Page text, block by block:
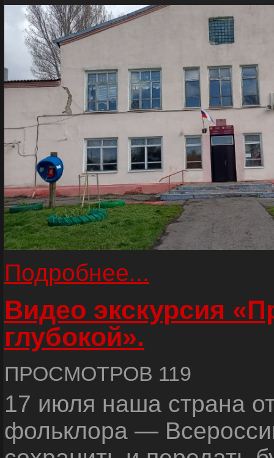
Подробнее...
Видео экскурсия
глубокой».
ПРОСМОТРОВ 119
17 июля наша страна
фольклора —